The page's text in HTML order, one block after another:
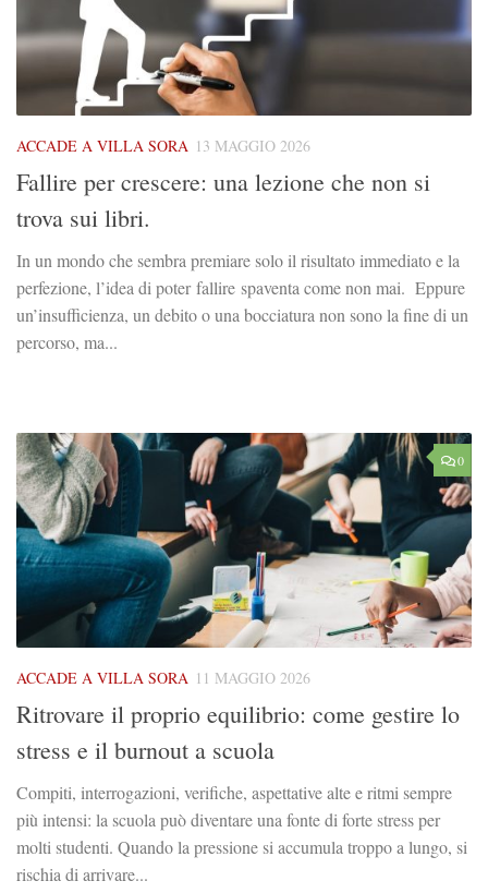
ACCADE A VILLA SORA 13 MAGGIO 2026
Fallire per crescere: una lezione che non si
trova sui libri.
In un mondo che sembra premiare solo il risultato immediato e la
perfezione, l’idea di poter fallire spaventa come non mai. Eppure
un’insufficienza, un debito o una bocciatura non sono la fine di un
percorso, ma...
0
ACCADE A VILLA SORA 11 MAGGIO 2026
Ritrovare il proprio equilibrio: come gestire lo
stress e il burnout a scuola
Compiti, interrogazioni, verifiche, aspettative alte e ritmi sempre
più intensi: la scuola può diventare una fonte di forte stress per
molti studenti. Quando la pressione si accumula troppo a lungo, si
rischia di arrivare...